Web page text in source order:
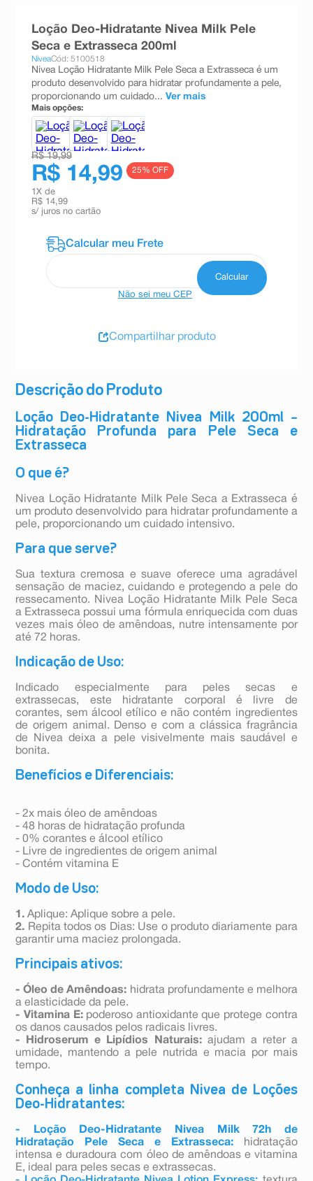
Descrição do Produto
Loção Deo-Hidratante Nivea Milk 200ml –
Hidratação Profunda para Pele Seca e
Extrasseca
O que é?
Nivea Loção Hidratante Milk Pele Seca a Extrasseca é
um produto desenvolvido para hidratar profundamente a
pele, proporcionando um cuidado intensivo.
Para que serve?
Sua textura cremosa e suave oferece uma agradável
sensação de maciez, cuidando e protegendo a pele do
ressecamento. Nivea Loção Hidratante Milk Pele Seca
a Extrasseca possui uma fórmula enriquecida com duas
vezes mais óleo de amêndoas, nutre intensamente por
até 72 horas.
Indicação de Uso:
Indicado especialmente para peles secas e
extrassecas, este hidratante corporal é livre de
corantes, sem álcool etílico e não contém ingredientes
de origem animal. Denso e com a clássica fragrância
de Nivea deixa a pele visivelmente mais saudável e
bonita.
Benefícios e Diferenciais:
- 2x mais óleo de amêndoas
- 48 horas de hidratação profunda
- 0% corantes e álcool etílico
- Livre de ingredientes de origem animal
- Contém vitamina E
Modo de Uso:
1. Aplique: Aplique sobre a pele.
2. Repita todos os Dias: Use o produto diariamente para
garantir uma maciez prolongada.
Principais ativos:
- Óleo de Amêndoas: hidrata profundamente e melhora
a elasticidade da pele.
- Vitamina E:poderoso antioxidante que protege contra
os danos causados pelos radicais livres.
- Hidroserum e Lipídios Naturais: ajudam a reter a
umidade, mantendo a pele nutrida e macia por mais
tempo.
Conheça a linha completa Nivea de Loções
Deo-Hidratantes:
- Loção Deo-Hidratante Nivea Milk 72h de
Hidratação Pele Seca e Extrasseca:
hidratação
intensa e duradoura com óleo de amêndoas e vitamina
E, ideal para peles secas e extrassecas.
Loção Deo-Hidratante Nivea Milk Pele
Seca e Extrasseca 200ml
NiveaCód: 5100518
Nivea Loção Hidratante Milk Pele Seca a Extrasseca é um
produto desenvolvido para hidratar profundamente a pele,
proporcionando um cuidado... Ver mais
Mais opções:
R$ 19,99
R$ 14,99 25% OFF
1 X de
R$ 14,99
s/ juros no cartão
Não sei meu CEP
Compartilhar produto
esmalte
10ºabsorvente